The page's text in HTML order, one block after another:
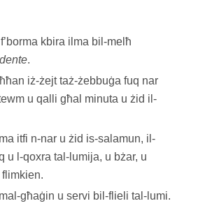
kbira ilma bil-melħ
.
iż-żejt taż-żebbuġa fuq nar
u qalli għal minuta u żid il-
itfi n-nar u żid is-salamun, il-
u l-qoxra tal-lumija, u bżar, u
għaġin u servi bil-flieli tal-lumi.